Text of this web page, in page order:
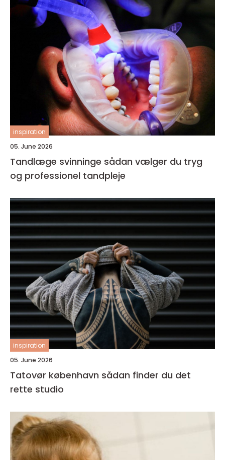
inspiration
05. June 2026
Tandlæge svinninge sådan vælger du tryg
og professionel tandpleje
inspiration
05. June 2026
Tatovør københavn sådan finder du det
rette studio